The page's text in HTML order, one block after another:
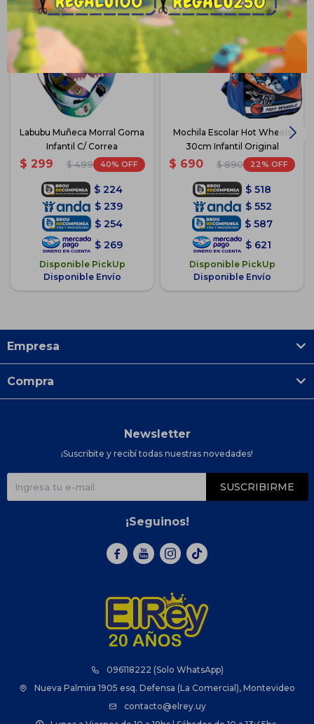
Labubu Muñeca Morral Goma
Infantil C/ Correa
$ 299 $ 499 40
$ 224
$ 239
$ 254
$ 269
Disponible PickUp
Disponible Envío
Mochila Escolar Hot Wheels
30cm Infantil Original
$ 690 $ 890 22
$ 518
$ 552
$ 587
$ 621
Disponible PickUp
Disponible Envío
096118222 (Solo WhatsApp)
Nueva Palmira 1905 esq. Defensa (La Comercial), Montevideo
contacto@elrey.uy
Empresa
Compra
Newsletter
¡Suscribite y recibí todas nuestras novedades!
SUSCRIBIRME
¡Seguinos!
  